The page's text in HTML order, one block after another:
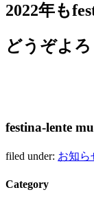
2022年も
どうぞよ
festina-lente
filed under: お知ら
Category